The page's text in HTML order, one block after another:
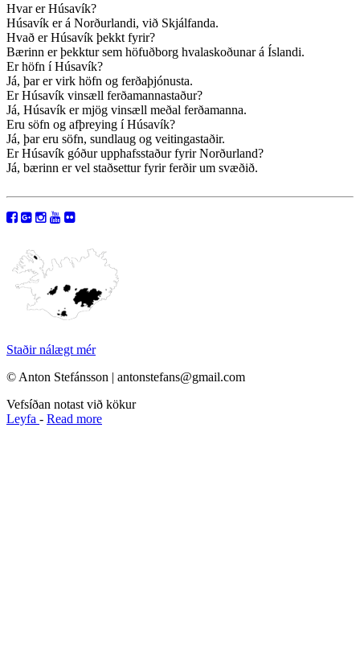
Hvar er Húsavík?
Húsavík er á Norðurlandi, við Skjálfanda.
Hvað er Húsavík þekkt fyrir?
Bærinn er þekktur sem höfuðborg hvalaskoðunar á Íslandi.
Er höfn í Húsavík?
Já, þar er virk höfn og ferðaþjónusta.
Er Húsavík vinsæll ferðamannastaður?
Já, Húsavík er mjög vinsæll meðal ferðamanna.
Eru söfn og afþreying í Húsavík?
Já, þar eru söfn, sundlaug og veitingastaðir.
Er Húsavík góður upphafsstaður fyrir Norðurland?
Já, bærinn er vel staðsettur fyrir ferðir um svæðið.
Staðir nálægt mér
© Anton Stefánsson | antonstefans@gmail.com
Vefsíðan notast við kökur
Leyfa - Read more